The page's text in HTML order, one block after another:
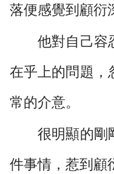
落便感覺到顧衍
他對自己容
在乎上的問題，
常的介意。
很明顯的剛
件事情，惹到顧